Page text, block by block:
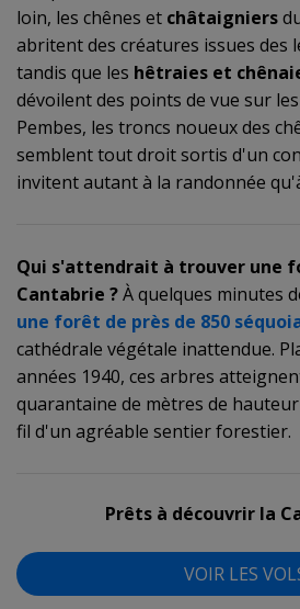
loin, les chênes et châtaigniers
abritent des créatures issues des
tandis que les hêtraies et
dévoilent des points de vue sur
Pembes, les troncs noueux des
semblent tout droit sortis d'un
invitent autant à la randonnée
Qui s'attendrait à trouver une
Cantabrie ?À quelques minutes
une forêt de près de 850
cathédrale végétale inattendue.
années 1940, ces arbres
quarantaine de mètres de
fil d'un agréable sentier forestier.
Prêts à découvrir la
VOIR LES